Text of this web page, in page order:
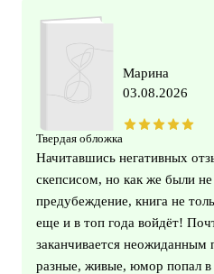
Твердая обложка
Марина
03.08.2026
Начитавшись негативных
скепсисом, но как же были
предубеждение, книга не
еще и в топ года войдёт!
заканчивается
разные, живые, юмор попал в